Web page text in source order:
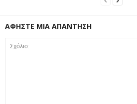
ΑΦΗΣΤΕ ΜΙΑ ΑΠΑΝΤΗΣΗ